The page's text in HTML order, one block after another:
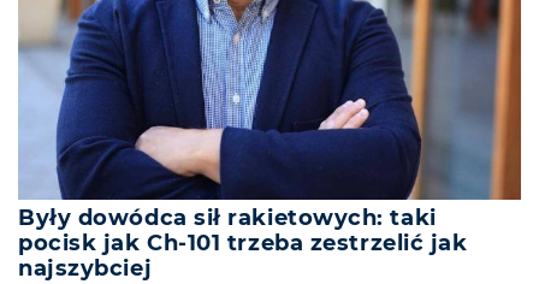
Były dowódca sił rakietowych: taki
pocisk jak Ch-101 trzeba zestrzelić jak
najszybciej